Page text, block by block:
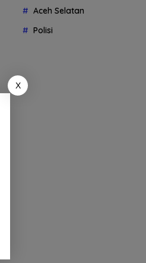
Aceh Selatan
Polisi
X